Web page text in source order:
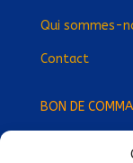
Qui sommes-
Contact
BON DE
Devenez